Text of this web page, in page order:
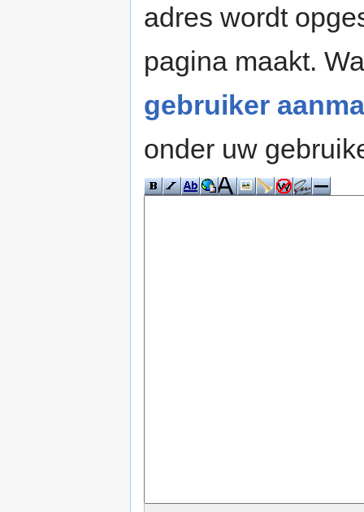
adres wordt
pagina maakt.
gebruiker
onder uw